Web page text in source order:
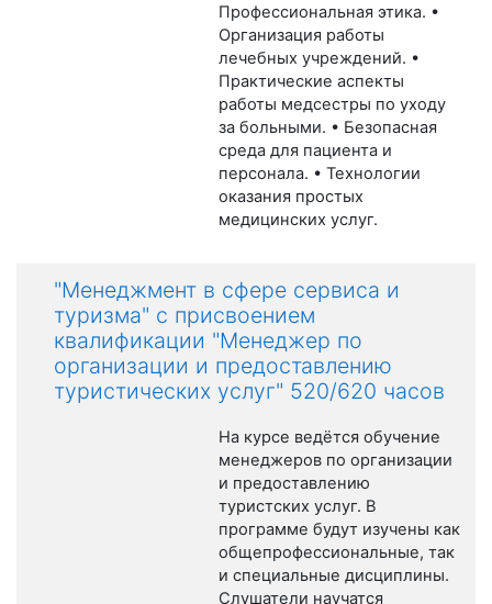
Профессиональная этика. •
Организация работы
лечебных учреждений. •
Практические аспекты
работы медсестры по уходу
за больными. • Безопасная
среда для пациента и
персонала. • Технологии
оказания простых
медицинских услуг.
"Менеджмент в сфере сервиса и
туризма" с присвоением
квалификации "Менеджер по
организации и предоставлению
туристических услуг" 520/620 часов
На курсе ведётся обучение
менеджеров по организации
и предоставлению
туристских услуг. В
программе будут изучены как
общепрофессиональные, так
и специальные дисциплины.
Слушатели научатся